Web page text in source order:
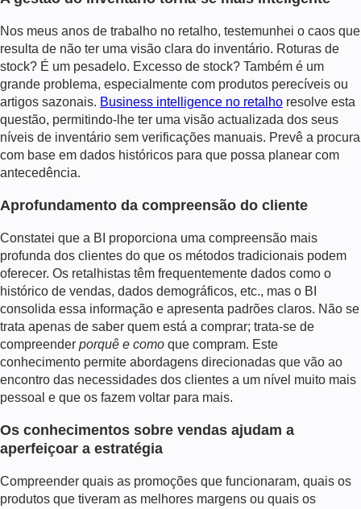
Nos meus anos de trabalho no retalho, testemunhei o caos que
resulta de não ter uma visão clara do inventário. Roturas de
stock? É um pesadelo. Excesso de stock? Também é um
grande problema, especialmente com produtos perecíveis ou
artigos sazonais. Business intelligence no retalho resolve esta
questão, permitindo-lhe ter uma visão actualizada dos seus
níveis de inventário sem verificações manuais. Prevê a procura
com base em dados históricos para que possa planear com
antecedência.
Aprofundamento da compreensão do cliente
Constatei que a BI proporciona uma compreensão mais
profunda dos clientes do que os métodos tradicionais podem
oferecer. Os retalhistas têm frequentemente dados como o
histórico de vendas, dados demográficos, etc., mas o BI
consolida essa informação e apresenta padrões claros. Não se
trata apenas de saber quem está a comprar; trata-se de
compreender porquê e como que compram. Este
conhecimento permite abordagens direcionadas que vão ao
encontro das necessidades dos clientes a um nível muito mais
pessoal e que os fazem voltar para mais.
Os conhecimentos sobre vendas ajudam a
aperfeiçoar a estratégia
Compreender quais as promoções que funcionaram, quais os
produtos que tiveram as melhores margens ou quais os